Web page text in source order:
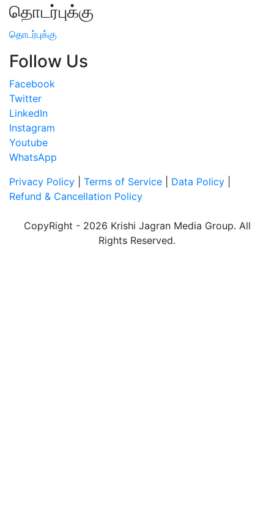
தொடர்புக்கு
தொடர்புக்கு
Follow Us
Facebook
Twitter
LinkedIn
Instagram
Youtube
WhatsApp
Privacy Policy
Terms of Service Data Policy
Refund & Cancellation Policy
CopyRight - 2026 Krishi Jagran Media Group. All
Rights Reserved.